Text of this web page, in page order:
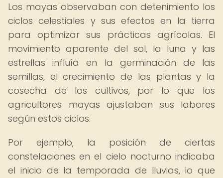
Los mayas observaban con detenimiento los
ciclos celestiales y sus efectos en la tierra
para optimizar sus prácticas agrícolas. El
movimiento aparente del sol, la luna y las
estrellas influía en la germinación de las
semillas, el crecimiento de las plantas y la
cosecha de los cultivos, por lo que los
agricultores mayas ajustaban sus labores
según estos ciclos.
Por ejemplo, la posición de ciertas
constelaciones en el cielo nocturno indicaba
el inicio de la temporada de lluvias, lo que